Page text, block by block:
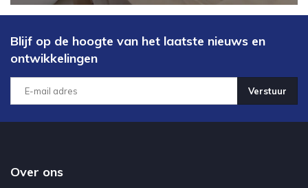
Blijf op de hoogte van het laatste nieuws en
ontwikkelingen
Verstuur
Over ons